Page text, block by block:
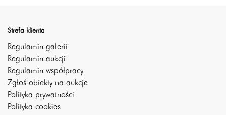
Strefa klienta
Regulamin galerii
Regulamin aukcji
Regulamin współpracy
Zgłoś obiekty na aukcje
Polityka prywatności
Polityka cookies